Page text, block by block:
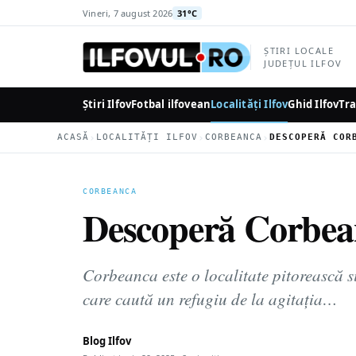
Vineri, 7 august 2026 31°C
ȘTIRI LOCALE
JUDEȚUL ILFOV
Știri IlfovFotbal ilfoveanLocalități IlfovGhid Ilfov
ACASĂ › LOCALITĂȚI ILFOV › CORBEANCA ›
CORBEANCA
Descoperă
Corbeanca este o localitate
care caută un refugiu de la agitația…
Blog Ilfov